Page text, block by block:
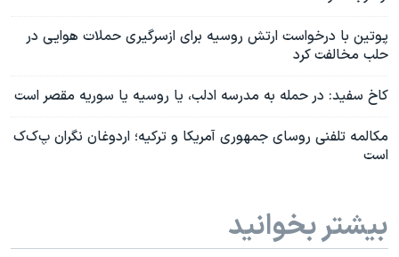
پوتین با درخواست ارتش روسیه برای ازسرگیری حملات هوایی در
حلب مخالفت کرد
کاخ سفید: در حمله به مدرسه ادلب، یا روسیه یا سوریه مقصر است
مکالمه تلفنی روسای جمهوری آمریکا و ترکیه؛ اردوغان نگران پ‌ک‌ک
است
بیشتر بخوانید